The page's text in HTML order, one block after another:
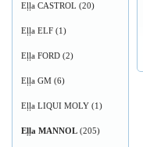
Eļļa CASTROL (20)
Eļļa ELF (1)
Eļļa FORD (2)
Eļļa GM (6)
Eļļa LIQUI MOLY (1)
Eļļa MANNOL (205)